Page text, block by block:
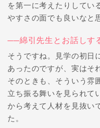
を第一に考えたりしてい
やすさの面でも良いなと
──綿引先生とお話しす
そうですね。見学の初日
あったのですが、実はそ
そのときも、そういう雰
立ち振る舞いを見られて
から考えて人材を見抜い
た。